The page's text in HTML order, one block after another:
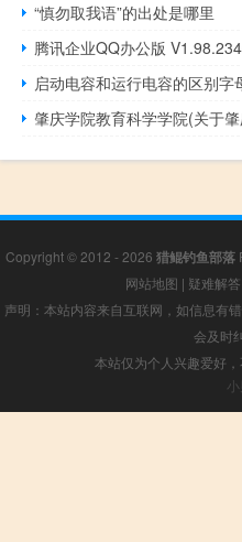
“慎勿取我语”的出处是哪里
启动电容和运行电容的区别字
肇庆学院教育科学学院(关于
Copyright © 2012 - 2026 猎鲲钓鱼部落
网站地图 | 疑难解答
声明：本站内容来自互联网，如信息有
会及时
本站仅为个人兴趣爱好